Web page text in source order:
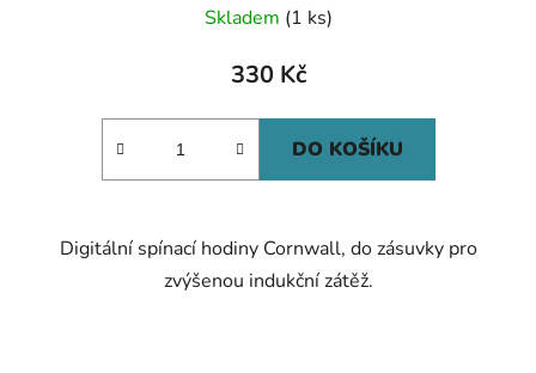
Skladem (1 ks)
330 Kč
DO KOŠÍKU
Digitální spínací hodiny Cornwall, do zásuvky pro
zvýšenou indukční zátěž.